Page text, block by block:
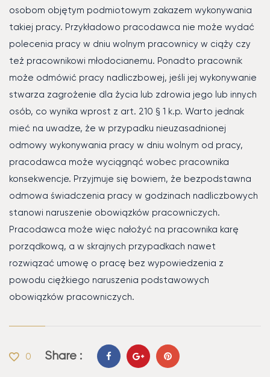
osobom objętym podmiotowym zakazem wykonywania
takiej pracy. Przykładowo pracodawca nie może wydać
polecenia pracy w dniu wolnym pracownicy w ciąży czy
też pracownikowi młodocianemu. Ponadto pracownik
może odmówić pracy nadliczbowej, jeśli jej wykonywanie
stwarza zagrożenie dla życia lub zdrowia jego lub innych
osób, co wynika wprost z art. 210 § 1 k.p. Warto jednak
mieć na uwadze, że w przypadku nieuzasadnionej
odmowy wykonywania pracy w dniu wolnym od pracy,
pracodawca może wyciągnąć wobec pracownika
konsekwencje. Przyjmuje się bowiem, że bezpodstawna
odmowa świadczenia pracy w godzinach nadliczbowych
stanowi naruszenie obowiązków pracowniczych.
Pracodawca może więc nałożyć na pracownika karę
porządkową, a w skrajnych przypadkach nawet
rozwiązać umowę o pracę bez wypowiedzenia z
powodu ciężkiego naruszenia podstawowych
obowiązków pracowniczych.
0 Share :